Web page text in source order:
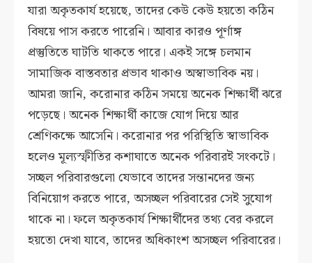
যারা অকৃতকার্য হয়েছে, তাদের কেউ কেউ হয়তো কঠিন
বিষয়ে পাস করতে পারেনি। আবার কারও পূর্ণাঙ্গ
প্রস্তুতিতে ঘাটতি থাকতে পারে। একই সঙ্গে চলমান
সামাজিক বাস্তবতার প্রভাব থাকাও অস্বাভাবিক নয়।
আমরা জানি, করোনার কঠিন সময়ে অনেক শিক্ষার্থী ঝরে
পড়েছে। অনেক শিক্ষার্থী কাজে যোগ দিয়ে আর
শ্রেণিকক্ষে আসেনি। করোনার পর পরিস্থিতি স্বাভাবিক
হলেও মূল্যস্ফীতির কশাঘাতে অনেক পরিবারই সংকটে।
সচ্ছল পরিবারগুলো যেভাবে তাদের সন্তানদের জন্য
বিনিয়োগ করতে পারে, অসচ্ছল পরিবারের সেই সুযোগ
থাকে না। ফলে অকৃতকার্য শিক্ষার্থীদের তথ্য বের করলে
হয়তো দেখা যাবে, তাদের অধিকাংশ অসচ্ছল পরিবারের।